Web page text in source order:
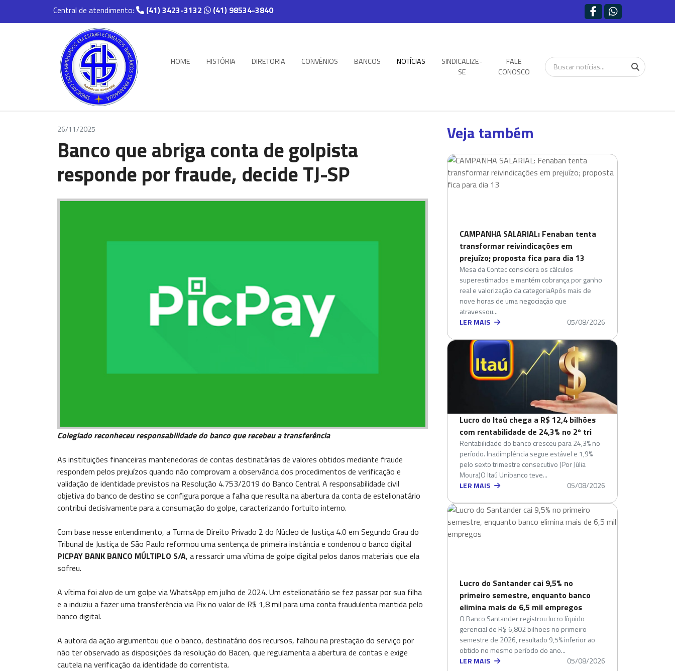
Central de atendimento: (41) 3423-3132 (41) 98534-3840
HOME HISTÓRIA DIRETORIA CONVÊNIOS BANCOS NOTÍCIAS
SINDICALIZE-
SE
FALE
CONOSCO
26/11/2025
Banco que abriga conta de golpista
responde por fraude, decide TJ-SP
Colegiado reconheceu responsabilidade do banco que recebeu a transferência
As instituições financeiras mantenedoras de contas destinatárias de valores obtidos mediante fraude
respondem pelos prejuízos quando não comprovam a observância dos procedimentos de verificação e
validação de identidade previstos na Resolução 4.753/2019 do Banco Central. A responsabilidade civil
objetiva do banco de destino se configura porque a falha que resulta na abertura da conta de estelionatário
contribui decisivamente para a consumação do golpe, caracterizando fortuito interno.
Com base nesse entendimento, a Turma de Direito Privado 2 do Núcleo de Justiça 4.0 em Segundo Grau do
Tribunal de Justiça de São Paulo reformou uma sentença de primeira instância e condenou o banco digital
PICPAY BANK BANCO MÚLTIPLO S/A, a ressarcir uma vítima de golpe digital pelos danos materiais que ela
sofreu.
A vítima foi alvo de um golpe via WhatsApp em julho de 2024. Um estelionatário se fez passar por sua filha
e a induziu a fazer uma transferência via Pix no valor de R$ 1,8 mil para uma conta fraudulenta mantida pelo
banco digital.
A autora da ação argumentou que o banco, destinatário dos recursos, falhou na prestação do serviço por
não ter observado as disposições da resolução do Bacen, que regulamenta a abertura de contas e exige
cautela na verificação da identidade do correntista.
Veja também
CAMPANHA SALARIAL: Fenaban tenta
transformar reivindicações em
prejuízo; proposta fica para dia 13
Mesa da Contec considera os cálculos
superestimados e mantém cobrança por ganho
real e valorização da categoriaApós mais de
nove horas de uma negociação que
atravessou...
LER MAIS
05/08/2026
Lucro do Itaú chega a R$ 12,4 bilhões
com rentabilidade de 24,3% no 2º tri
Rentabilidade do banco cresceu para 24,3% no
período. Inadimplência segue estável e 1,9%
pelo sexto trimestre consecutivo (Por Júlia
Moura)O Itaú Unibanco teve...
LER MAIS
05/08/2026
Lucro do Santander cai 9,5% no
primeiro semestre, enquanto banco
elimina mais de 6,5 mil empregos
O Banco Santander registrou lucro líquido
gerencial de R$ 6,802 bilhões no primeiro
semestre de 2026, resultado 9,5% inferior ao
obtido no mesmo período do ano...
LER MAIS
05/08/2026